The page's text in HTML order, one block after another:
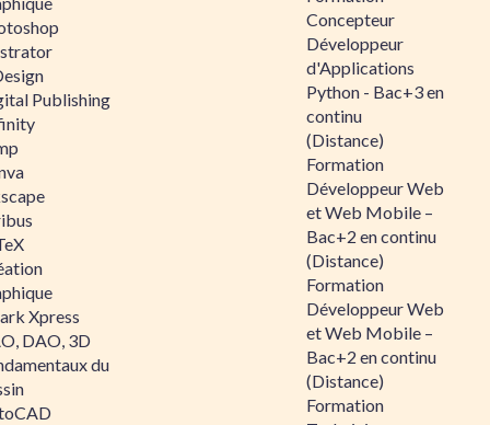
Publishing
Xpress
DAO, 3D
du
Concepteur
Développeur
d'Applications
Python - Bac+3 en
continu
(Distance)
Formation
Développeur Web
et Web Mobile –
Bac+2 en continu
(Distance)
Formation
Développeur Web
et Web Mobile –
Bac+2 en continu
(Distance)
Formation